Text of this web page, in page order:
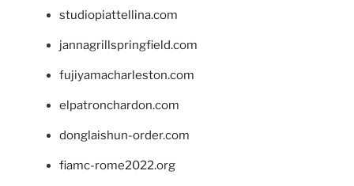
studiopiattellina.com
jannagrillspringfield.com
fujiyamacharleston.com
elpatronchardon.com
donglaishun-order.com
fiamc-rome2022.org